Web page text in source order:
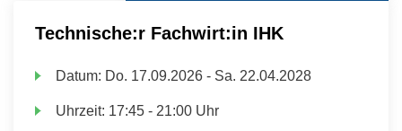
Technische:r Fachwirt:in IHK
Datum: Do. 17.09.2026 - Sa. 22.04.2028
Uhrzeit: 17:45 - 21:00 Uhr